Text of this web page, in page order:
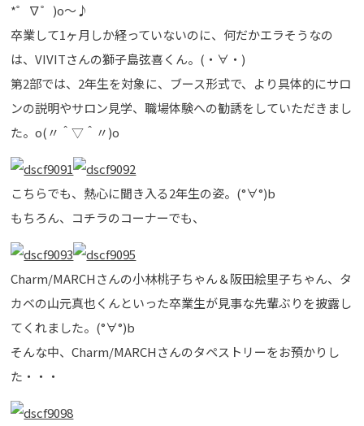
*゜∇゜)o～♪
卒業して1ヶ月しか経っていないのに、何だかエラそうなの
は、VIVITさんの獅子島弦喜くん。(・∀・)
第2部では、2年生を対象に、ブース形式で、より具体的にサロ
ンの説明やサロン見学、職場体験への勧誘をしていただきまし
た。o(〃＾▽＾〃)o
こちらでも、熱心に聞き入る2年生の姿。(°∀°)b
もちろん、コチラのコーナーでも、
Charm/MARCHさんの小林桃子ちゃん＆阪田絵里子ちゃん、タ
カベの山元真也くんといった卒業生が見事な先輩ぶりを披露し
てくれました。(°∀°)b
そんな中、Charm/MARCHさんのタペストリーをお預かりし
た・・・